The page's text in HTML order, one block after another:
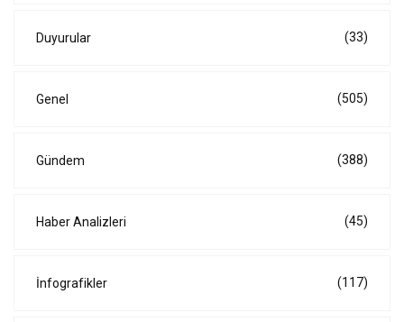
Duyurular (33)
Genel (505)
Gündem (388)
Haber Analizleri (45)
İnfografikler (117)